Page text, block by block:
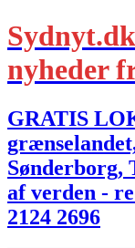
nyheder
GRATIS
Sønderborg,
af verden -
2124 2696